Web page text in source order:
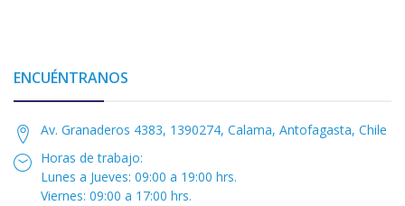
ENCUÉNTRANOS
Av. Granaderos 4383, 1390274, Calama, Antofagasta, Chile
Horas de trabajo:
Lunes a Jueves: 09:00 a 19:00 hrs.
Viernes: 09:00 a 17:00 hrs.